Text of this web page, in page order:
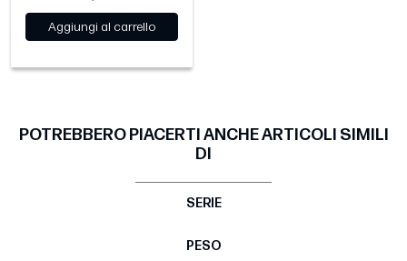
Aggiungi al carrello
POTREBBERO PIACERTI ANCHE ARTICOLI SIMILI
DI
SERIE
PESO